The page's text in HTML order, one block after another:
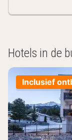
Hotels in de
Inclusief